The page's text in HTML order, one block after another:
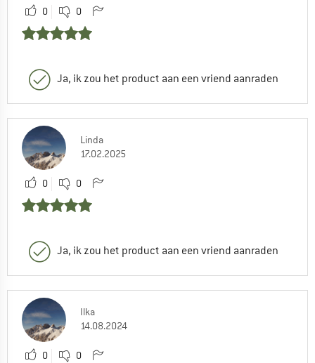
0 0
Ja, ik zou het product aan een vriend aanraden
Linda
17.02.2025
0 0
Ja, ik zou het product aan een vriend aanraden
Ilka
14.08.2024
0 0